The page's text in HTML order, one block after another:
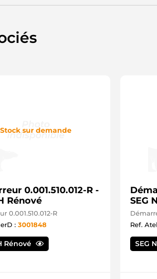
DSN929 DENSO
JS1218 HC PARTS
STR8085 WOODAUTO
5040614 MEAT & DORIA
STR6405 ELECTROLOG
Stock sur demande
0.001.510.012-R -
Rénové
0.001.510.012-R
: 3001848
Rénové
SEG
Ref.
SEG